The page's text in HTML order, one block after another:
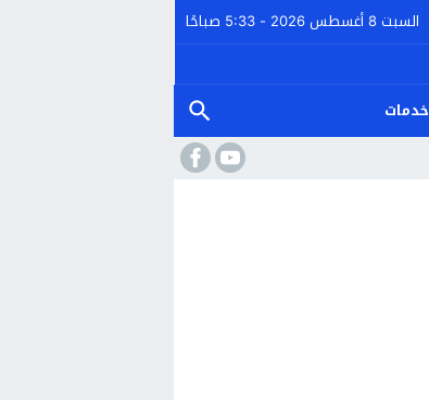
السبت 8 أغسطس 2026 - 5:33 صباحًا
خدمات